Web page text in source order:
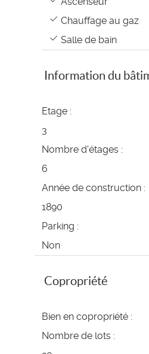
Chauffage au gaz
Salle de bain
Information du
Etage :
3
Nombre d'étages :
6
Année de construction :
1890
Parking :
Non
Copropriété
Bien en copropriété :
Nombre de lots :